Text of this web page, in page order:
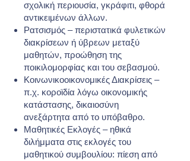
σχολική περιουσία, γκράφιτι, φθορά
αντικειμένων άλλων.
Ρατσισμός – περιστατικά φυλετικών
διακρίσεων ή ύβρεων μεταξύ
μαθητών, προώθηση της
ποικιλομορφίας και του σεβασμού.
Κοινωνικοοικονομικές Διακρίσεις –
π.χ. κοροϊδία λόγω οικονομικής
κατάστασης, δικαιοσύνη
ανεξάρτητα από το υπόβαθρο.
Μαθητικές Εκλογές – ηθικά
διλήμματα στις εκλογές του
μαθητικού συμβουλίου: πίεση από